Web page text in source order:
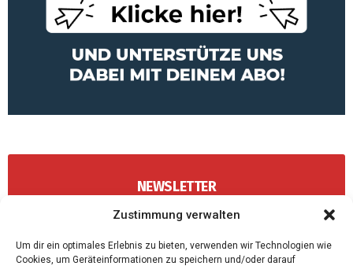
Zustimmung verwalten
Um dir ein optimales Erlebnis zu bieten, verwenden wir Technologien wie
Cookies, um Geräteinformationen zu speichern und/oder darauf
NEWSLETTER
Bekomme die besten Artikel von NeueZeit.at direkt